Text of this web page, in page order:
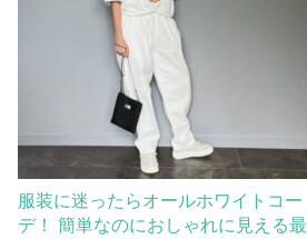
服装に迷ったらオールホワイトコー
デ！ 簡単なのにおしゃれに見える最